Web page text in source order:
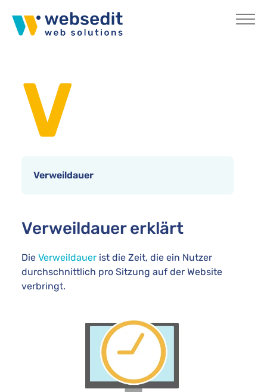
Home Internetlexikon
V
Verweildauer
Verweildauer erklärt
Die Verweildauer ist die Zeit, die ein Nutzer
durchschnittlich pro Sitzung auf der Website
verbringt.